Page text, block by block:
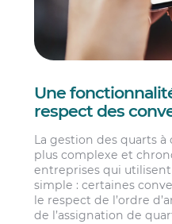
Une
respect des
La gestion des quarts
plus complexe et
entreprises qui
simple : certaines
le respect de l’ordre
de l’assignation de